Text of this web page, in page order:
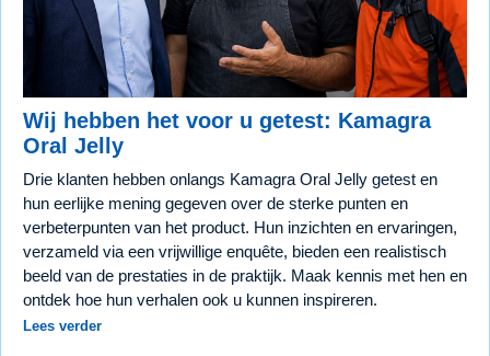
Wij hebben het voor u getest: Kamagra
Oral Jelly
Drie klanten hebben onlangs Kamagra Oral Jelly getest en
hun eerlijke mening gegeven over de sterke punten en
verbeterpunten van het product. Hun inzichten en ervaringen,
verzameld via een vrijwillige enquête, bieden een realistisch
beeld van de prestaties in de praktijk. Maak kennis met hen en
ontdek hoe hun verhalen ook u kunnen inspireren.
Lees verder